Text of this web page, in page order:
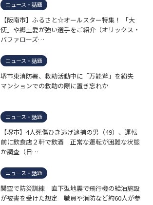
ニュース・話題
【阪南市】ふるさと☆オールスター特集！ 「大
使」や郷土愛が強い選手をご紹介（オリックス・
バファローズ…
ニュース・話題
堺市東消防署、救助活動中に「万能斧」を紛失
マンションでの救助の際に置き忘れか
ニュース・話題
【堺市】4人死傷ひき逃げ逮捕の男（49）、運転
前に飲食店２軒で飲酒 正常な運転が困難な状態
か調査（日…
ニュース・話題
関空で防災訓練 直下型地震で飛行機の給油施設
が被害を受けた想定 職員や消防など約60人が参